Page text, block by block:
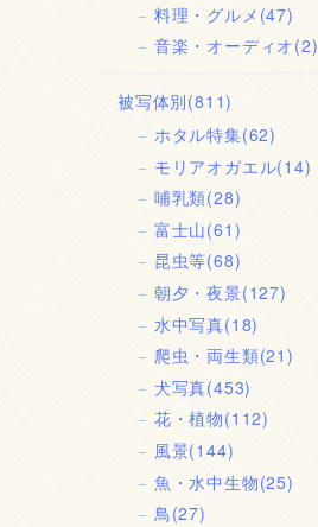
料理・グルメ (47)
音楽・オーディオ(2)
被写体別(811)
ホタル特集(62)
モリアオガエル(14)
哺乳類(28)
富士山(61)
昆虫等(68)
朝夕・夜景(127)
水中写真(18)
爬虫・両生類(21)
犬写真(453)
花・植物(112)
風景(144)
魚・水中生物(25)
鳥(27)